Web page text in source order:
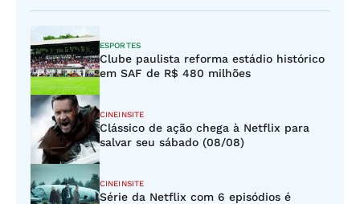
ESPORTES
Clube paulista reforma estádio histórico
em SAF de R$ 480 milhões
CINEINSITE
Clássico de ação chega à Netflix para
salvar seu sábado (08/08)
CINEINSITE
Série da Netflix com 6 episódios é